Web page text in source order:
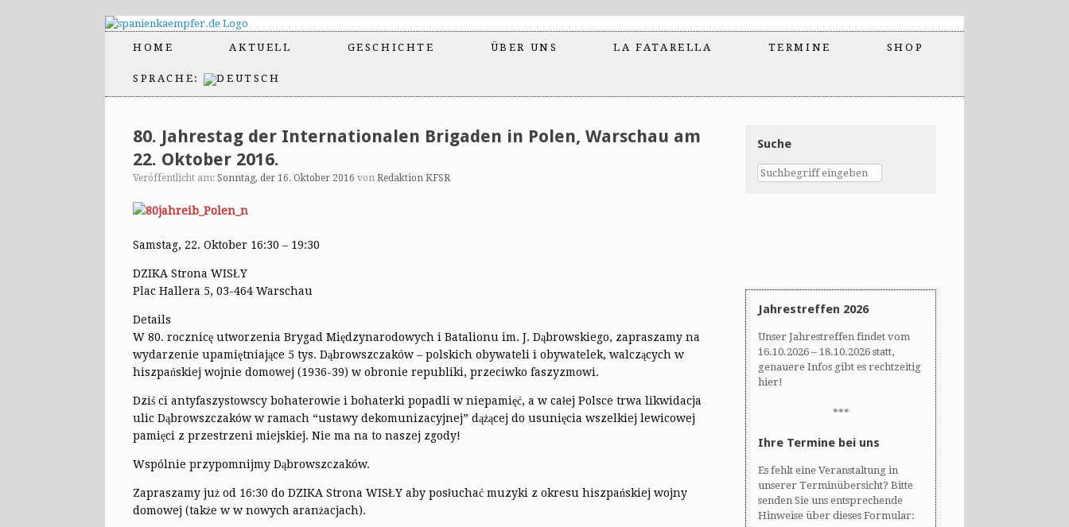
HOME AKTUELL GESCHICHTE ÜBER UNS LA FATARELLA TERMINE SHOP
SPRACHE:
80. Jahrestag der Internationalen Brigaden in Polen, Warschau am
22. Oktober 2016.
Veröffentlicht am: Sonntag, der 16. Oktober 2016 von Redaktion KFSR
Samstag, 22. Oktober 16:30 – 19:30
DZIKA Strona WISŁY
Plac Hallera 5, 03-464 Warschau
Details
W 80. rocznicę utworzenia Brygad Międzynarodowych i Batalionu im. J. Dąbrowskiego, zapraszamy na
wydarzenie upamiętniające 5 tys. Dąbrowszczaków – polskich obywateli i obywatelek, walczących w
hiszpańskiej wojnie domowej (1936-39) w obronie republiki, przeciwko faszyzmowi.
Dziś ci antyfaszystowscy bohaterowie i bohaterki popadli w niepamięć, a w całej Polsce trwa likwidacja
ulic Dąbrowszczaków w ramach “ustawy dekomunizacyjnej” dążącej do usunięcia wszelkiej lewicowej
pamięci z przestrzeni miejskiej. Nie ma na to naszej zgody!
Wspólnie przypomnijmy Dąbrowszczaków.
Zapraszamy już od 16:30 do DZIKA Strona WISŁY aby posłuchać muzyki z okresu hiszpańskiej wojny
domowej (także w w nowych aranżacjach).
Suche
Jahrestreffen 2026
Unser Jahrestreffen findet vom
16.10.2026 – 18.10.2026 statt,
genauere Infos gibt es rechtzeitig
hier!
***
Ihre Termine bei uns
Es fehlt eine Veranstaltung in
unserer Terminübersicht? Bitte
senden Sie uns entsprechende
Hinweise über dieses Formular: